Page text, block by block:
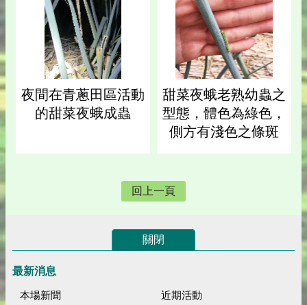
夜間在青蔥田區活動
的甜菜夜蛾成蟲
甜菜夜蛾老熟幼蟲之
型態，體色為綠色，
側方有淺色之條斑
回上一頁
關閉
最新消息
本場新聞
近期活動